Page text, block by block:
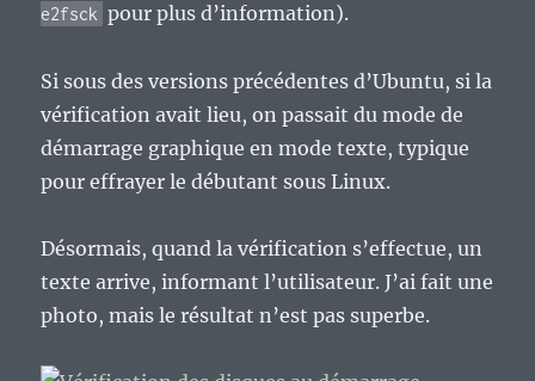
e2fsck pour plus d’information).
Si sous des versions précédentes d’Ubuntu, si la
vérification avait lieu, on passait du mode de
démarrage graphique en mode texte, typique
pour effrayer le débutant sous Linux.
Désormais, quand la vérification s’effectue, un
texte arrive, informant l’utilisateur. J’ai fait une
photo, mais le résultat n’est pas superbe.